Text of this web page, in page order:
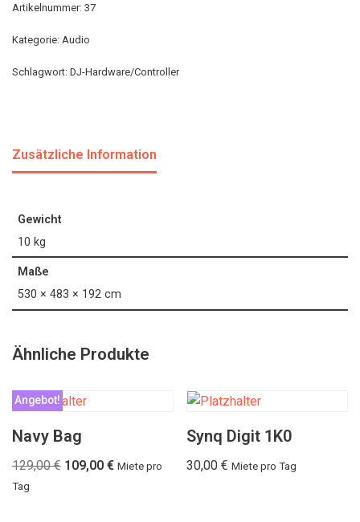
Artikelnummer: 37
Kategorie: Audio
Schlagwort: DJ-Hardware/Controller
Zusätzliche Information
Gewicht
10 kg
Maße
530 × 483 × 192 cm
Ähnliche Produkte
Angebot!
Navy Bag
129,00€ 109,00 € Miete pro
Tag
Synq Digit 1K0
30,00€ Miete pro Tag